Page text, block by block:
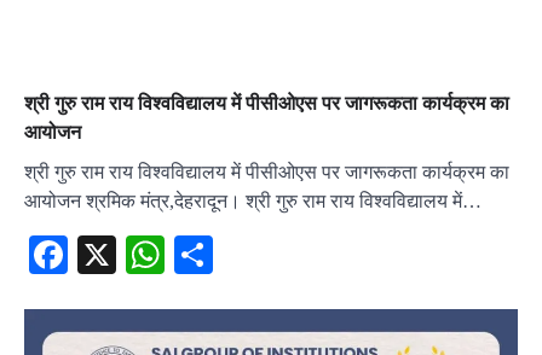
श्री गुरु राम राय विश्वविद्यालय में पीसीओएस पर जागरूकता कार्यक्रम का
आयोजन
श्री गुरु राम राय विश्वविद्यालय में पीसीओएस पर जागरूकता कार्यक्रम का
आयोजन श्रमिक मंत्र,देहरादून। श्री गुरु राम राय विश्वविद्यालय में…
Facebook
X WhatsApp